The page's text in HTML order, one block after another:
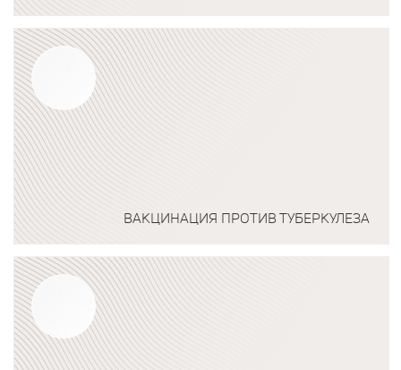
Подробнее о программе
ВАКЦИНАЦИЯ ПРОТИВ ТУБЕРКУЛЕЗА
Подробнее о программе